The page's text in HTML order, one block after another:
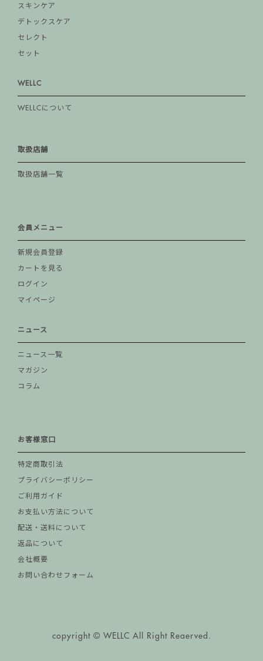
スキンケア
デトックスケア
セレクト
セット
WELLC
WELLCについて
取扱店舗
取扱店舗一覧
会員メニュー
新規会員登録
カートを見る
ログイン
マイページ
ニュース
ニュース一覧
マガジン
コラム
お客様窓口
特定商取引法
プライバシーポリシー
ご利用ガイド
お支払い方法について
配送・送料について
返品について
会社概要
お問い合わせフォーム
copyright © WELLC All Right Reaerved.